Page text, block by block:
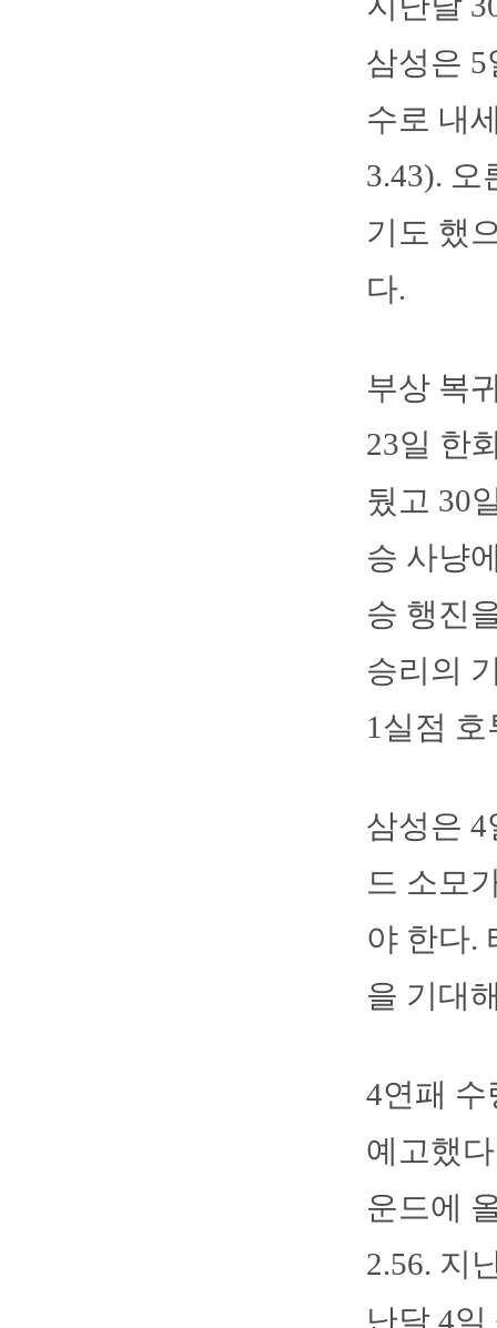
삼성은
수로 내
3.43).
기도 했
다.
부상 복
23일 한
뒀고 30
승 사냥
승 행진
승리의
1실점
삼성은
드 소모
야 한다.
을 기대
4연패 수
예고했
운드에
2.56. 지
난달 4